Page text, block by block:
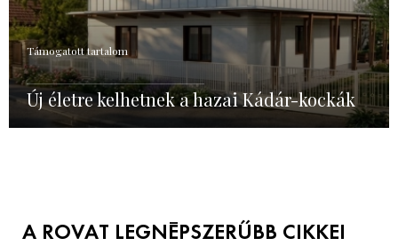
Támogatott tartalom
Új életre kelhetnek a hazai Kádár-kockák
A ROVAT LEGNÉPSZERŰBB CIKKEI